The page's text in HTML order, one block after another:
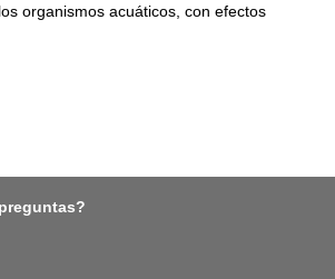
organismos acuáticos, con efectos